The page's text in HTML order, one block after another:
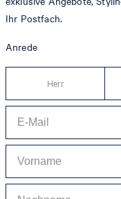
Ihr Postfach.
Anrede
Herr